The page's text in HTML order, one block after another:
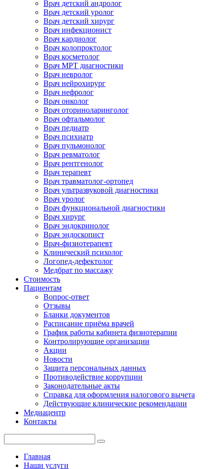
Врач детский андролог
Врач детский уролог
Врач детский хирург
Врач инфекционист
Врач кардиолог
Врач колопроктолог
Врач косметолог
Врач МРТ диагностики
Врач невролог
Врач нейрохирург
Врач нефролог
Врач онколог
Врач оториноларинголог
Врач офтальмолог
Врач педиатр
Врач психиатр
Врач пульмонолог
Врач ревматолог
Врач рентгенолог
Врач терапевт
Врач травматолог-ортопед
Врач ультразвуковой диагностики
Врач уролог
Врач функциональной диагностики
Врач хирург
Врач эндокринолог
Врач эндоскопист
Врач-физиотерапевт
Клинический психолог
Логопед-дефектолог
Медбрат по массажу
Стоимость
Пациентам
Вопрос-ответ
Отзывы
Бланки документов
Расписание приёма врачей
График работы кабинета физиотерапии
Контролирующие организации
Акции
Новости
Защита персональных данных
Противодействие коррупции
Законодательные акты
Справка для оформления налогового вычета
Действующие клинические рекомендации
Медиацентр
Контакты
Главная
Наши услуги